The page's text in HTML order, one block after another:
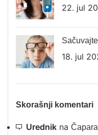
22. jul
18. jul
Skorašnji komentari
Urednik na